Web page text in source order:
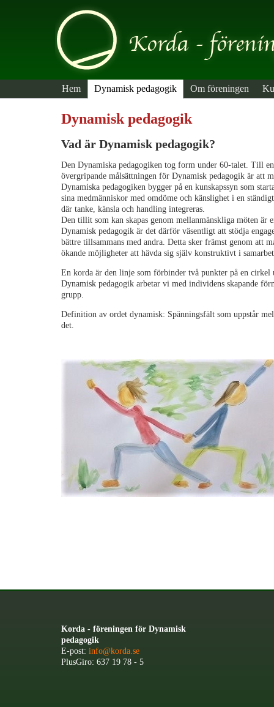
Hem Dynamisk pedagogik Om föreningen
Dynamisk pedagogik
Vad är Dynamisk pedagogik?
Den Dynamiska pedagogiken tog form under 60-talet. Till
övergripande målsättningen för Dynamisk pedagogik är att
Dynamiska pedagogiken bygger på en kunskapssyn som
sina medmänniskor med omdöme och känslighet i en
där tanke, känsla och handling integreras.
Den tillit som kan skapas genom mellanmänskliga möten
Dynamisk pedagogik är det därför väsentligt att stödja
bättre tillsammans med andra. Detta sker främst genom att
ökande möjligheter att hävda sig själv konstruktivt i
En korda är den linje som förbinder två punkter på en
Dynamisk pedagogik arbetar vi med individens skapande
grupp.
Definition av ordet dynamisk: Spänningsfält som uppstår
det.
Korda - föreningen för Dynamisk
pedagogik
E-post: info@korda.se
PlusGiro: 637 19 78 - 5